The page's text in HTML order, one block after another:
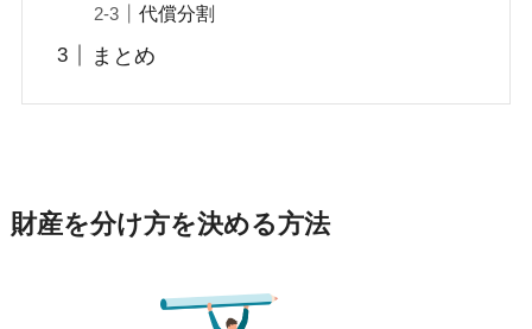
代償分割
まとめ
財産を分け方を決める方法